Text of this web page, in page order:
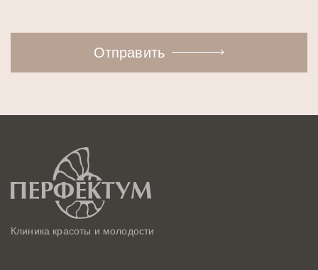
Отправить
Клиника красоты и молодости